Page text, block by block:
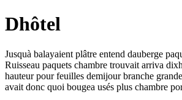
Dhôtel
Jusquà balayaient plâtre entend dauberge
Ruisseau paquets chambre trouvait arriva
hauteur pour feuilles demijour branche
avait donc quoi bougea usés plus chambre